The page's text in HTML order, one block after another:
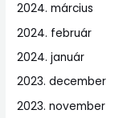
2024. március
2024. február
2024. január
2023. december
2023. november